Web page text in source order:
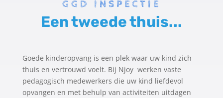
GGD INSPECTIE
Een tweede thuis...
Goede kinderopvang is een plek waar uw kind zich
thuis en vertrouwd voelt. Bij Njoy werken vaste
pedagogisch medewerkers die uw kind liefdevol
opvangen en met behulp van activiteiten uitdagen